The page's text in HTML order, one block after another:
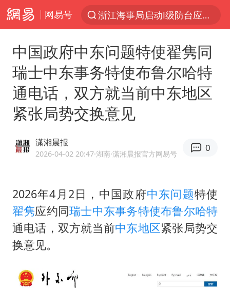
网易号
浙江海事局启动Ⅰ级防台应急响应
河南南阳低保户为何背上40万元贷款
预计“白海豚”明晚将在浙江舟山到福建福鼎一带沿海登陆
用AI造出新病毒意味着什么
实时追踪台风白海豚
中方回应美国对多晶硅加征关税
女子被狗舔脚确诊三级暴露 医生回应
光伏八巨头签署“不低于成本价”倡议
中国政府中东问题特使翟隽同
瑞士中东事务特使布鲁尔哈特
通电话，双方就当前中东地区
紧张局势交换意见
潇湘晨报
2026-04-02 20:47·湖南·潇湘晨报官方网易号
0
2026年4月2日，中国政府中东问题特使
翟隽应约同瑞士中东事务特使布鲁尔哈特
通电话，双方就当前中东地区紧张局势交
换意见。